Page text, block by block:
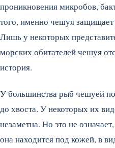
проникновения микробов,
того, именно чешуя
Лишь у некоторых
морских обитателей чешуя
история.
У большинства рыб чешуей
до хвоста. У некоторых их
незаметна. Но это не
она находится под кожей, в